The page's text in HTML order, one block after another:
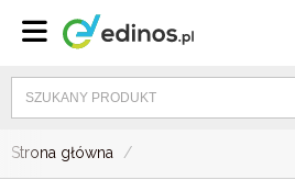
Strona główna